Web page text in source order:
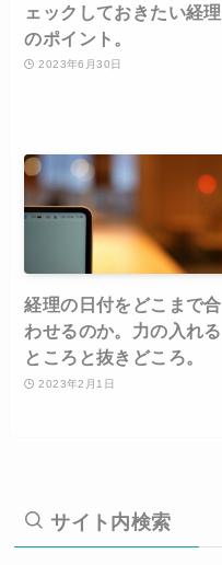
ェックしておきたい経理
のポイント。
2023年6月30日
経理の日付をどこまで合
わせるのか。力の入れる
ところと抜きどころ。
2023年2月1日
サイト内検索